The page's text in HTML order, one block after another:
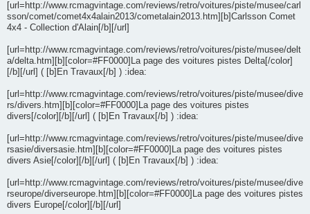
[url=http://www.rcmagvintage.com/reviews/retro/voitures/piste/musee/carl
sson/comet/comet4x4alain2013/cometalain2013.htm][b]Carlsson Comet
4x4 - Collection d'Alain[/b][/url]
[url=http://www.rcmagvintage.com/reviews/retro/voitures/piste/musee/delt
a/delta.htm][b][color=#FF0000]La page des voitures pistes Delta[/color]
[/b][/url] ( [b]En Travaux[/b] ) :idea:
[url=http://www.rcmagvintage.com/reviews/retro/voitures/piste/musee/dive
rs/divers.htm][b][color=#FF0000]La page des voitures pistes
divers[/color][/b][/url] ( [b]En Travaux[/b] ) :idea:
[url=http://www.rcmagvintage.com/reviews/retro/voitures/piste/musee/dive
rsasie/diversasie.htm][b][color=#FF0000]La page des voitures pistes
divers Asie[/color][/b][/url] ( [b]En Travaux[/b] ) :idea:
[url=http://www.rcmagvintage.com/reviews/retro/voitures/piste/musee/dive
rseurope/diverseurope.htm][b][color=#FF0000]La page des voitures pistes
divers Europe[/color][/b][/url]